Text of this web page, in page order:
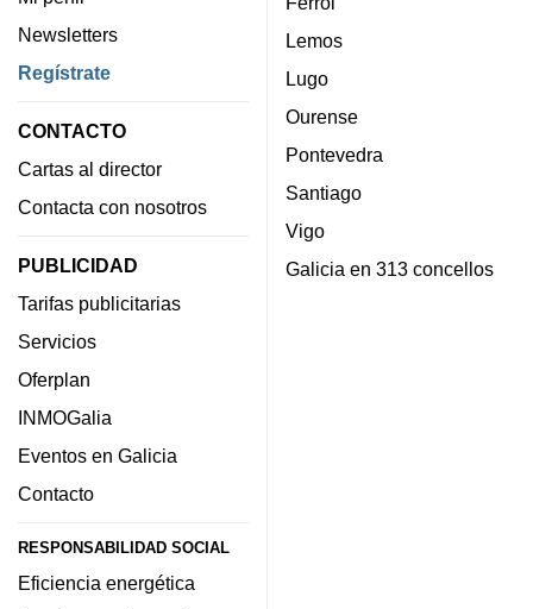
Newsletters
Regístrate
CONTACTO
Cartas al director
Contacta con nosotros
PUBLICIDAD
Tarifas publicitarias
Servicios
Oferplan
INMOGalia
Eventos en Galicia
Contacto
RESPONSABILIDAD SOCIAL
Eficiencia energética
Lemos
Lugo
Ourense
Pontevedra
Santiago
Vigo
Galicia en 313 concellos